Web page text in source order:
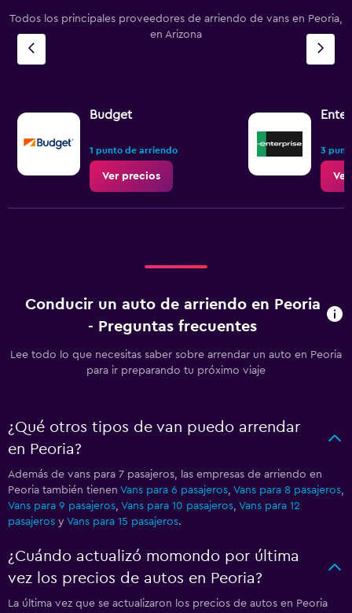
Todos los principales proveedores de arriendo de vans en Peoria,
en Arizona
Budget
1 punto de arriendo
Ver precios
3
Conducir un auto de arriendo en Peoria
- Preguntas frecuentes
Lee todo lo que necesitas saber sobre arrendar un auto en Peoria
para ir preparando tu próximo viaje
¿Qué otros tipos de van puedo arrendar
en Peoria?
Además de vans para 7 pasajeros, las empresas de arriendo en
Peoria también tienen Vans para 6 pasajeros, Vans para 8 pasajeros,
Vans para 9 pasajeros, Vans para 10 pasajeros, Vans para 12
pasajeros y Vans para 15 pasajeros.
¿Cuándo actualizó momondo por última
vez los precios de autos en Peoria?
La última vez que se actualizaron los precios de autos en Peoria